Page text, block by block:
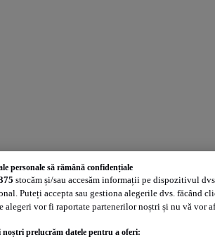
personale să rămână confidențiale
stocăm și/sau accesăm informații pe dispozitivul
Puteți accepta sau gestiona alegerile dvs. făcând
alegeri vor fi raportate partenerilor noștri și nu vă vor
prelucrăm datele pentru a oferi: